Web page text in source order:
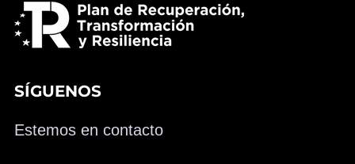
SÍGUENOS
Estemos en contacto